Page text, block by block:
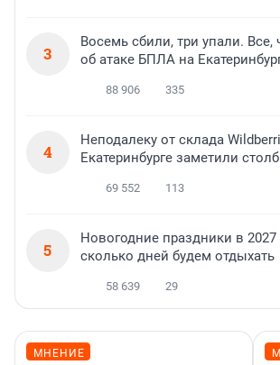
3
Восемь сбили, три упали. Все,
об атаке БПЛА на
88 906 335
4
Неподалеку от склада
Екатеринбурге заметили
69 552 113
5
Новогодние праздники в 2027
сколько дней будем отдыхать
58 639 29
МНЕНИЕ